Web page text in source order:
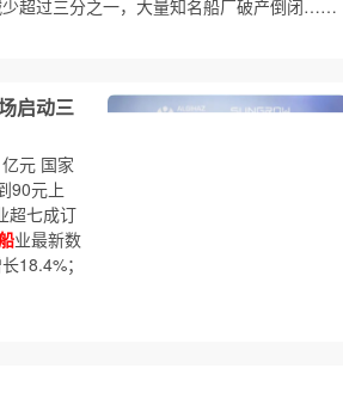
超过三分之一，大量知名船厂破产倒闭……
启动三
元 国家
90元上
超七成订
业最新数
18.4%；